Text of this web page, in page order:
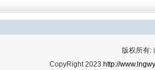
版权所有:
CopyRight 2023 http://